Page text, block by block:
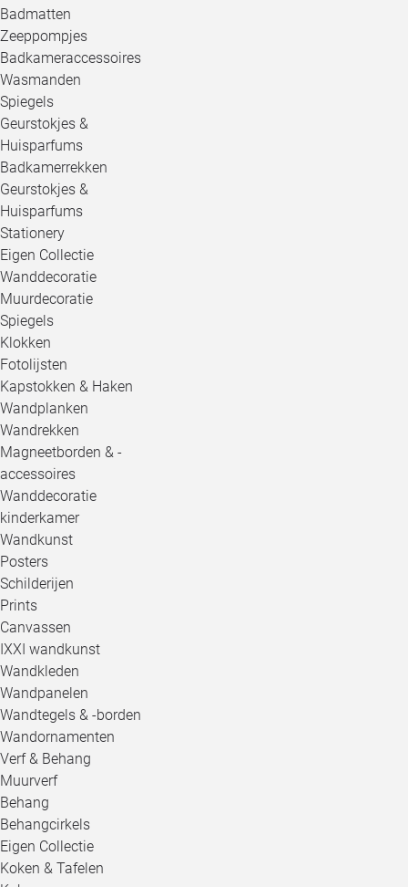
Badmatten
Zeeppompjes
Badkameraccessoires
Wasmanden
Spiegels
Geurstokjes &
Huisparfums
Badkamerrekken
Geurstokjes &
Huisparfums
Stationery
Eigen Collectie
Wanddecoratie
Muurdecoratie
Spiegels
Klokken
Fotolijsten
Kapstokken & Haken
Wandplanken
Wandrekken
Magneetborden & -
accessoires
Wanddecoratie
kinderkamer
Wandkunst
Posters
Schilderijen
Prints
Canvassen
IXXI wandkunst
Wandkleden
Wandpanelen
Wandtegels & -borden
Wandornamenten
Verf & Behang
Muurverf
Behang
Behangcirkels
Eigen Collectie
Koken & Tafelen